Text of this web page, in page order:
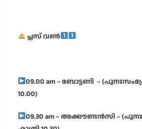
പ്ലസ് വൺ
09.00 am – ബോട്ടണി –
10.00)
09.30 am – അക്കൗണ്ടൻസി –